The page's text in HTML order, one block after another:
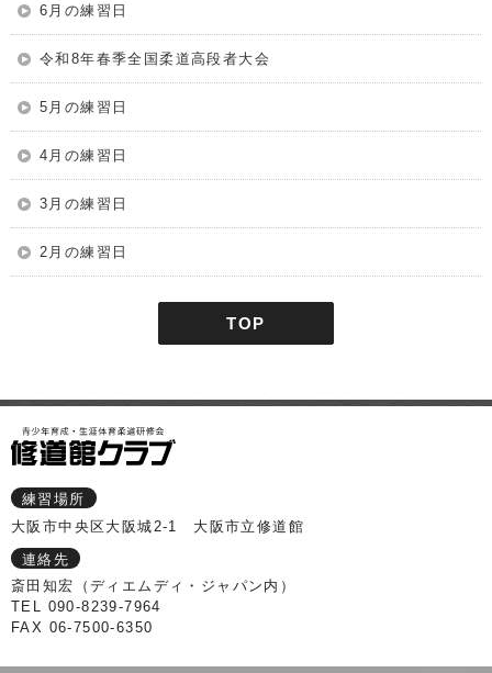
6月の練習日
令和8年春季全国柔道高段者大会
5月の練習日
4月の練習日
3月の練習日
2月の練習日
TOP
練習場所
大阪市中央区大阪城2-1 大阪市立修道館
連絡先
斎田知宏（ディエムディ・ジャパン内）
TEL 090-8239-7964
FAX 06-7500-6350